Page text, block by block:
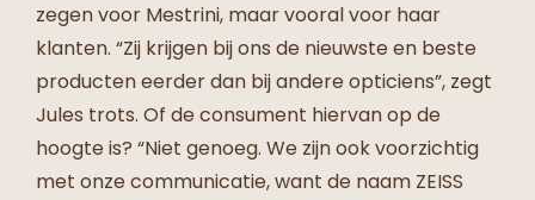
zegen voor Mestrini, maar vooral voor haar
klanten. “Zij krijgen bij ons de nieuwste en beste
producten eerder dan bij andere opticiens”, zegt
Jules trots. Of de consument hiervan op de
hoogte is? “Niet genoeg. We zijn ook voorzichtig
met onze communicatie, want de naam ZEISS